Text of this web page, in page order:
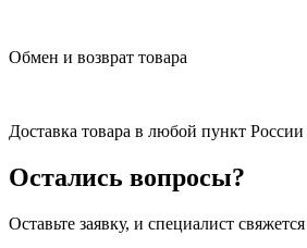
Обмен и возврат товара
Доставка товара в любой пункт
Остались вопросы?
Оставьте заявку, и специалист